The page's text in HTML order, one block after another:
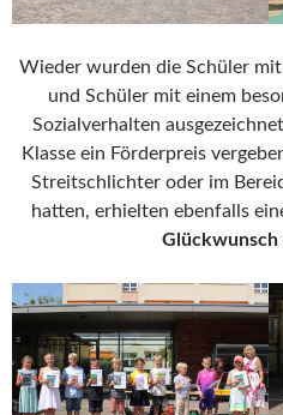
Wieder wurden die Schüler
und Schüler mit einem
Sozialverhalten
Klasse ein Förderpreis
Streitschlichter oder im
hatten, erhielten ebenfalls
Glückwunsch